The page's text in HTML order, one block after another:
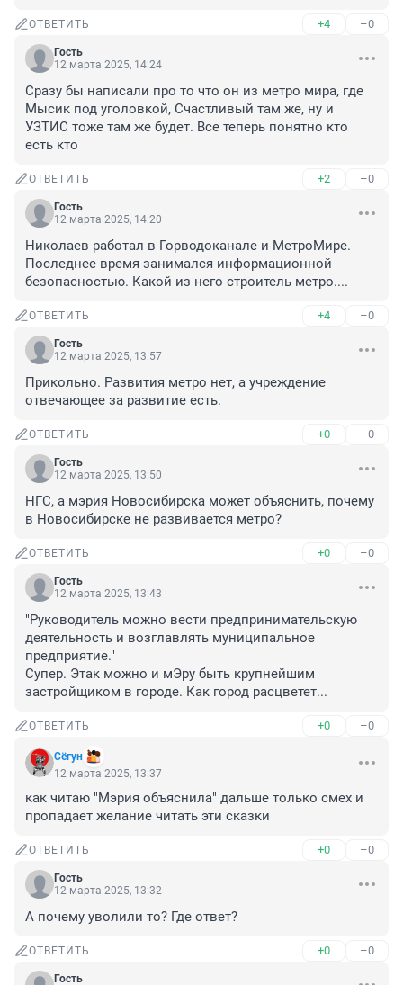
ОТВЕТИТЬ +4 –0
Гость
12 марта 2025, 14:24
Сразу бы написали про то что он из метро мира, где
Мысик под уголовкой, Счастливый там же, ну и
УЗТИС тоже там же будет. Все теперь понятно кто
есть кто
ОТВЕТИТЬ +2 –0
Гость
12 марта 2025, 14:20
Николаев работал в Горводоканале и МетроМире.
Последнее время занимался информационной
безопасностью. Какой из него строитель метро....
ОТВЕТИТЬ +4 –0
Гость
12 марта 2025, 13:57
Прикольно. Развития метро нет, а учреждение
отвечающее за развитие есть.
ОТВЕТИТЬ +0 –0
Гость
12 марта 2025, 13:50
НГС, а мэрия Новосибирска может объяснить, почему
в Новосибирске не развивается метро?
ОТВЕТИТЬ +0 –0
Гость
12 марта 2025, 13:43
"Руководитель можно вести предпринимательскую
деятельность и возглавлять муниципальное
предприятие."
Супер. Этак можно и мЭру быть крупнейшим
застройщиком в городе. Как город расцветет...
ОТВЕТИТЬ +0 –0
Сёгун
12 марта 2025, 13:37
как читаю "Мэрия объяснила" дальше только смех и
пропадает желание читать эти сказки
ОТВЕТИТЬ +0 –0
Гость
12 марта 2025, 13:32
А почему уволили то? Где ответ?
ОТВЕТИТЬ +0 –0
Гость